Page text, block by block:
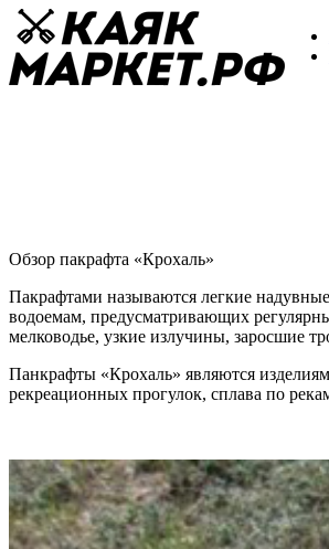
Обзор пакрафта «Крохаль»
Пакрафтами называются легкие
водоемам, предусматривающих
мелководье, узкие излучины, заросшие
Панкрафты «Крохаль» являются
рекреационных прогулок, сплава по